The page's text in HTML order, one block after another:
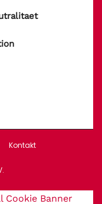
Kontakt
Cookie Banner